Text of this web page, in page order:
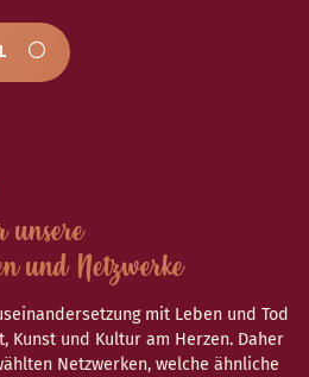
unsere
und Netzwerke
mit Leben und Tod
und Kultur am Herzen. Daher
Netzwerken, welche ähnliche